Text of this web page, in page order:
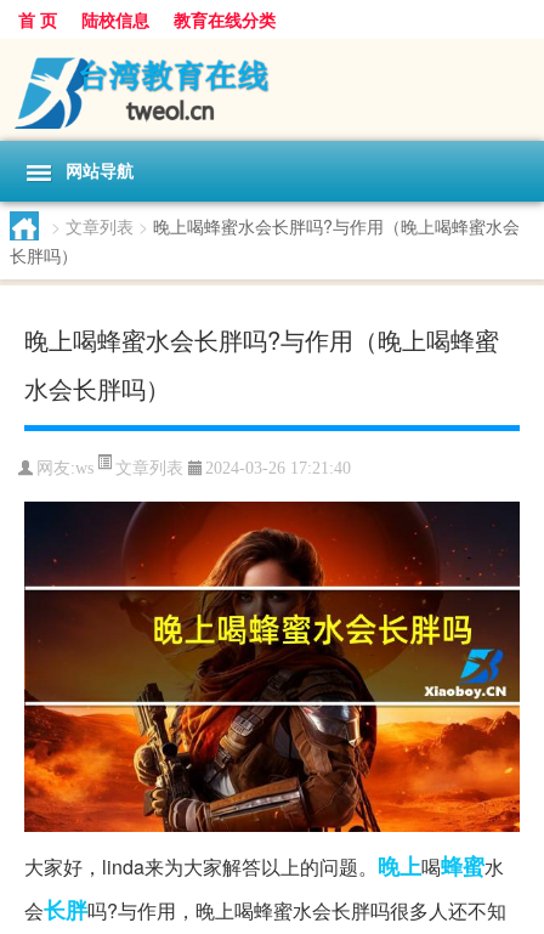
首 页 陆校信息 教育在线分类
网站导航
> 文章列表 > 晚上喝蜂蜜水会长胖吗?与作用（晚上喝蜂蜜水会
长胖吗）
晚上喝蜂蜜水会长胖吗?与作用（晚上喝蜂蜜
水会长胖吗）
网友:ws 文章列表 2024-03-26 17:21:40
大家好，linda来为大家解答以上的问题。 晚上喝蜂蜜水
会长胖吗?与作用，晚上喝蜂蜜水会长胖吗很多人还不知